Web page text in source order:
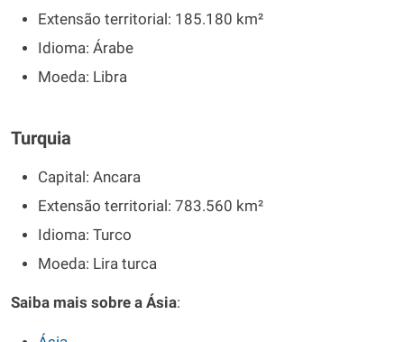
Extensão territorial: 185.180 km²
Idioma: Árabe
Moeda: Libra
Turquia
Capital: Ancara
Extensão territorial: 783.560 km²
Idioma: Turco
Moeda: Lira turca
Saiba mais sobre a Ásia: